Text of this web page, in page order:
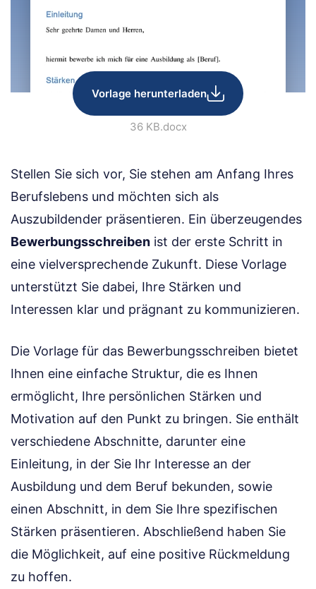
Vorlage herunterladen
36 KB.docx
Stellen Sie sich vor, Sie stehen am Anfang Ihres
Berufslebens und möchten sich als
Auszubildender präsentieren. Ein überzeugendes
Bewerbungsschreiben ist der erste Schritt in
eine vielversprechende Zukunft. Diese Vorlage
unterstützt Sie dabei, Ihre Stärken und
Interessen klar und prägnant zu kommunizieren.
Die Vorlage für das Bewerbungsschreiben bietet
Ihnen eine einfache Struktur, die es Ihnen
ermöglicht, Ihre persönlichen Stärken und
Motivation auf den Punkt zu bringen. Sie enthält
verschiedene Abschnitte, darunter eine
Einleitung, in der Sie Ihr Interesse an der
Ausbildung und dem Beruf bekunden, sowie
einen Abschnitt, in dem Sie Ihre spezifischen
Stärken präsentieren. Abschließend haben Sie
die Möglichkeit, auf eine positive Rückmeldung
zu hoffen.